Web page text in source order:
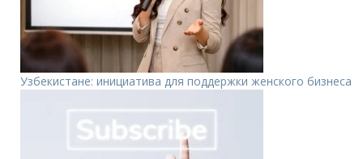
Узбекистане: инициатива для поддержки женского бизнеса